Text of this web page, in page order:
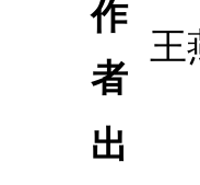
作
者
王
出